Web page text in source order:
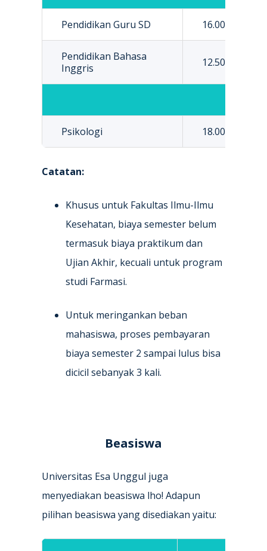
Pendidikan Guru SD 16.000.000
Pendidikan Bahasa
Inggris
12.500.000
Psikologi 18.000.000
Catatan:
Khusus untuk Fakultas Ilmu-Ilmu
Kesehatan, biaya semester belum
termasuk biaya praktikum dan
Ujian Akhir, kecuali untuk program
studi Farmasi.
Untuk meringankan beban
mahasiswa, proses pembayaran
biaya semester 2 sampai lulus bisa
dicicil sebanyak 3 kali.
Beasiswa
Universitas Esa Unggul juga
menyediakan beasiswa lho! Adapun
pilihan beasiswa yang disediakan yaitu: